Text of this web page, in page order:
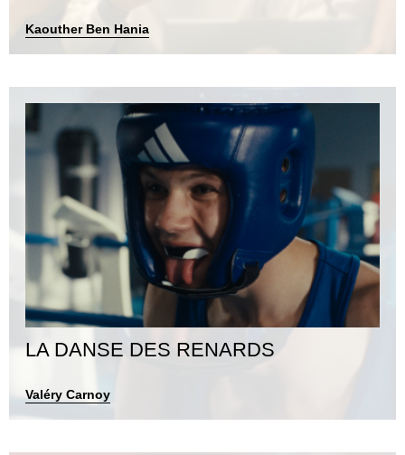
Kaouther Ben Hania
LA DANSE DES RENARDS
Valéry Carnoy